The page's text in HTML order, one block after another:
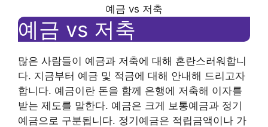
예금 vs 저축
예금 vs 저축
많은 사람들이 예금과 저축에 대해 혼란스러워합니
다. 지금부터 예금 및 적금에 대해 안내해 드리고자
합니다. 예금이란 돈을 함께 은행에 저축해 이자를
받는 제도를 말한다. 예금은 크게 보통예금과 정기
예금으로 구분됩니다. 정기예금은 적립금액이나 가